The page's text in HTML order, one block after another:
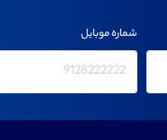
شماره موبایل